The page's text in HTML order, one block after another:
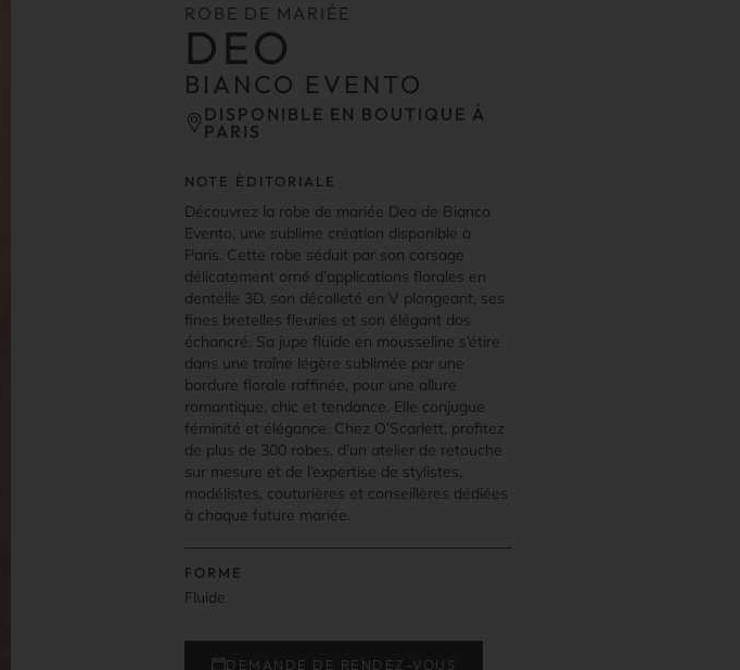
ROBE DE MARIÉE
DEO
BIANCO EVENTO
DISPONIBLE EN BOUTIQUE À
PARIS
NOTE ÉDITORIALE
Découvrez la robe de mariée Deo de Bianco
Evento, une sublime création disponible à
Paris. Cette robe séduit par son corsage
délicatement orné d’applications florales en
dentelle 3D, son décolleté en V plongeant, ses
fines bretelles fleuries et son élégant dos
échancré. Sa jupe fluide en mousseline s’étire
dans une traîne légère sublimée par une
bordure florale raffinée, pour une allure
romantique, chic et tendance. Elle conjugue
féminité et élégance. Chez O’Scarlett, profitez
de plus de 300 robes, d’un atelier de retouche
sur mesure et de l’expertise de stylistes,
modélistes, couturières et conseillères dédiées
à chaque future mariée.
FORME
Fluide
DEMANDE DE RENDEZ-VOUS